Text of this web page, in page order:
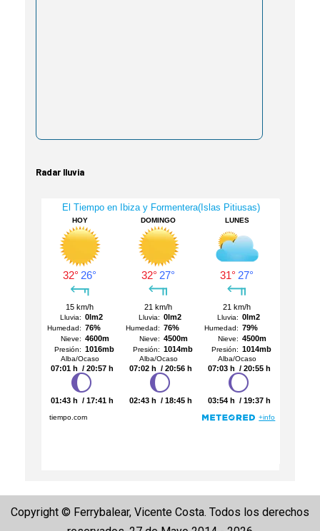
Radar lluvia
Copyright © Ferrybalear, Vicente Costa. Todos los derechos